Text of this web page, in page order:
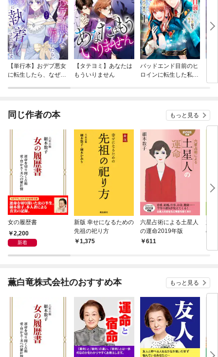
【単行本】おデブ悪女
に転生したら、なぜか
【タテヨミ】あなたは
もういりません
バッドエンド目前のヒ
ロインに転生した私、
同じ作者の本 もっと見る
女の履歴書
2,200
新着
新版 幸せになるための
先祖の祀り方
1,375
六星占術による土星人
の運命2019年版
611
六
の
薫白竜株式会社のおすすめ本 もっと見る